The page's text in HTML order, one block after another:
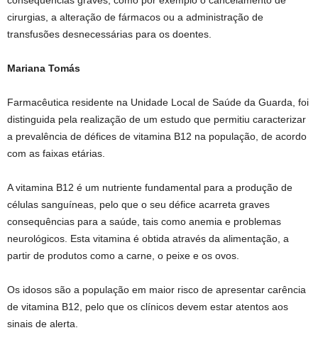
cirurgias, a alteração de fármacos ou a administração de
transfusões desnecessárias para os doentes.
Mariana Tomás
Farmacêutica residente na Unidade Local de Saúde da Guarda, foi
distinguida pela realização de um estudo que permitiu caracterizar
a prevalência de défices de vitamina B12 na população, de acordo
com as faixas etárias.
A vitamina B12 é um nutriente fundamental para a produção de
células sanguíneas, pelo que o seu défice acarreta graves
consequências para a saúde, tais como anemia e problemas
neurológicos. Esta vitamina é obtida através da alimentação, a
partir de produtos como a carne, o peixe e os ovos.
Os idosos são a população em maior risco de apresentar carência
de vitamina B12, pelo que os clínicos devem estar atentos aos
sinais de alerta.